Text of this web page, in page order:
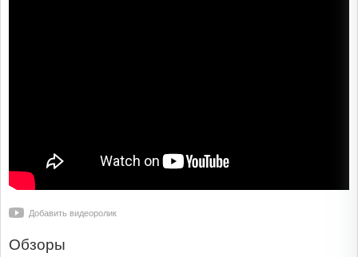
Добавить видеоролик
Обзоры